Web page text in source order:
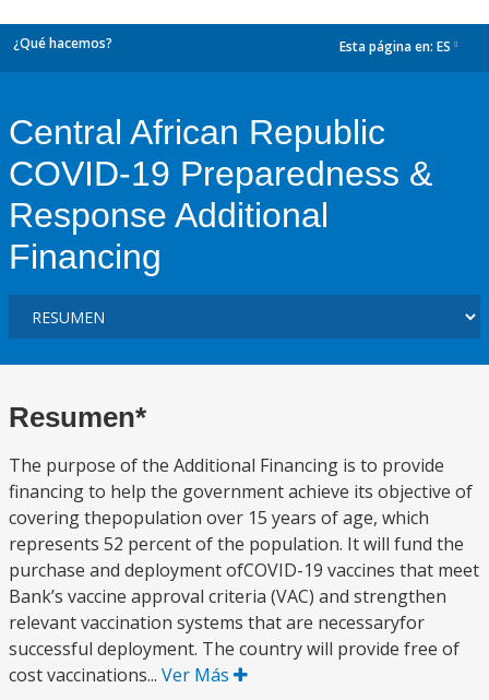
¿Qué hacemos? Esta página en: ES
Central African Republic
COVID-19 Preparedness &
Response Additional
Financing
Resumen*
The purpose of the Additional Financing is to provide
financing to help the government achieve its objective of
covering thepopulation over 15 years of age, which
represents 52 percent of the population. It will fund the
purchase and deployment ofCOVID-19 vaccines that meet
Bank’s vaccine approval criteria (VAC) and strengthen
relevant vaccination systems that are necessaryfor
successful deployment. The country will provide free of
cost vaccinations... Ver Más